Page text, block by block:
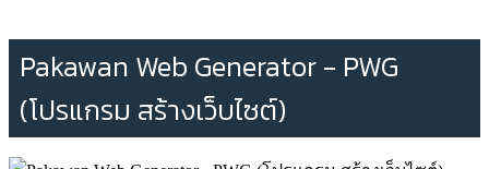
Pakawan Web Generator - PWG
(โปรแกรม สร้างเว็บไซต์)